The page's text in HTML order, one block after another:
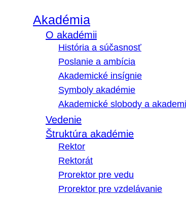
Akadémia
O akadémii
História a súčasnosť
Poslanie a ambícia
Akademické insígnie
Symboly akadémie
Akademické slobody a
Vedenie
Štruktúra akadémie
Rektor
Rektorát
Prorektor pre vedu
Prorektor pre vzdelávanie